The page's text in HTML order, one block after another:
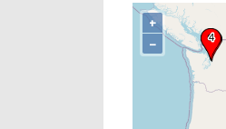
+
–